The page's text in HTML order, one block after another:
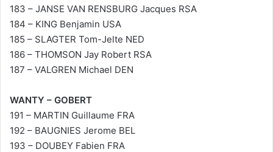
183 – JANSE VAN RENSBURG Jacques RSA
184 – KING Benjamin USA
185 – SLAGTER Tom-Jelte NED
186 – THOMSON Jay Robert RSA
187 – VALGREN Michael DEN
WANTY – GOBERT
191 – MARTIN Guillaume FRA
192 – BAUGNIES Jerome BEL
193 – DOUBEY Fabien FRA